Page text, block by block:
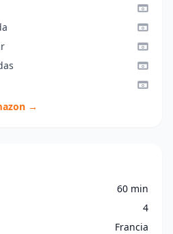
→
60 min
4
Francia